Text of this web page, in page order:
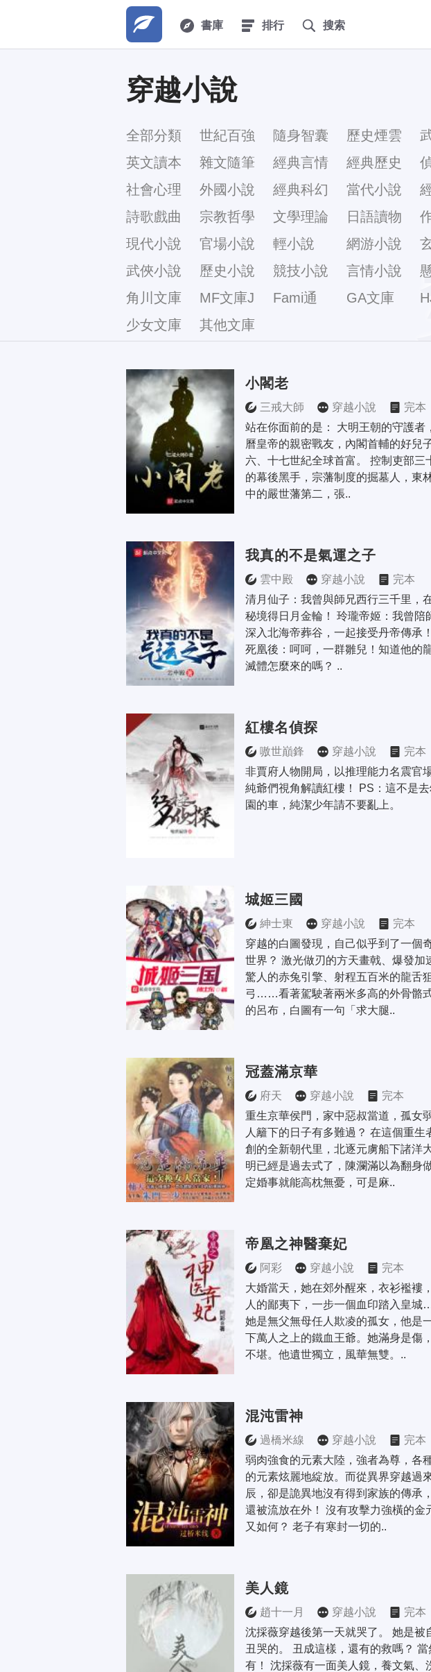
書庫 排行 搜索
穿越小說
全部分類 世紀百強 隨身智囊 歷史煙雲
英文讀本
雜文隨筆 經典言情 經典歷史
社會心理
外國小說 經典科幻 當代小說
詩歌戲曲
宗教哲學 文學理論 日語讀物
現代小說
官場小說 輕小說 網游小說
武俠小說
歷史小說 競技小說 言情小說
角川文庫 MF文庫J
Fami通
GA文庫
少女文庫
其他文庫
小閣老
三戒大師 穿越小說
完本
站在你面前的是： 大明王朝的守護者
曆皇帝的親密戰友，內閣首輔的好兒
六、十七世紀全球首富。 控制吏部三
的幕後黑手，宗藩制度的掘墓人，東
中的嚴世藩第二，張..
我真的不是氣運之子
雲中殿 穿越小說
完本
清月仙子：我曾與師兄西行三千里，
秘境得日月金輪！ 玲瓏帝姬：我曾陪
深入北海帝葬谷，一起接受丹帝傳承
死凰後：呵呵，一群雛兒！知道他的
滅體怎麼來的嗎？ ..
紅樓名偵探
嗷世巔鋒 穿越小說
完本
非賈府人物開局，以推理能力名震官
純爺們視角解讀紅樓！ PS：這不是
園的車，純潔少年請不要亂上。
城姬三國
紳士東 穿越小說
完本
穿越的白圖發現，自己似乎到了一個
世界？ 激光做刃的方天畫戟、爆發加
驚人的赤兔引擎、射程五百米的龍舌
弓……看著駕駛著兩米多高的外骨骼
的呂布，白圖有一句「求大腿..
冠蓋滿京華
府天 穿越小說
完本
重生京華侯門，家中惡叔當道，孤女
人籬下的日子有多難過？ 在這個重生
創的全新朝代里，北逐元虜船下諸洋
明已經是過去式了，陳瀾滿以為翻身
定婚事就能高枕無憂，可是麻..
帝凰之神醫棄妃
阿彩 穿越小說
完本
大婚當天，她在郊外醒來，衣衫襤褸
人的鄙夷下，一步一個血印踏入皇
她是無父無母任人欺凌的孤女，他是
下萬人之上的鐵血王爺。她滿身是傷
不堪。他遺世獨立，風華無雙。..
混沌雷神
過橋米線 穿越小說
完本
弱肉強食的元素大陸，強者為尊，各
的元素炫麗地綻放。而從異界穿越過
辰，卻是詭異地沒有得到家族的傳承
還被流放在外！ 沒有攻擊力強橫的金
又如何？ 老子有寒封一切的..
美人鏡
趙十一月 穿越小說
完本
沈採薇穿越後第一天就哭了。 她是被
丑哭的。 丑成這樣，還有的救嗎？ 當
有！ 沈採薇有一面美人鏡，養文氣、